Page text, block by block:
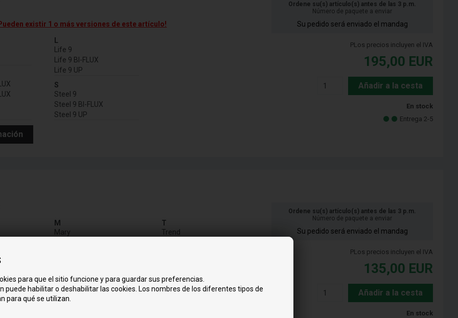
para que el sitio funcione y para guardar sus preferencias.
puede habilitar o deshabilitar las cookies. Los nombres de los diferentes tipos de
para qué se utilizan.
existir 1 o más versiones de este artículo!
L
Life 9
Life 9 BI-FLUX
Life 9 UP
S
Steel 9
Steel 9 BI-FLUX
Steel 9 UP
Ordene su(s) artículo(s) antes de las 3 p.m.
Número de paquete a enviar
Su pedido será enviado el mandag
PLos precios incluyen el IVA
195,00 EUR
Añadir a la cesta
En stock
Entrega 2-5
M
Mary
P
Pretty
S
T
Trend
Vega GH
Vega SL AT
Ordene su(s) artículo(s) antes de las 3 p.m.
Número de paquete a enviar
Su pedido será enviado el mandag
PLos precios incluyen el IVA
135,00 EUR
Añadir a la cesta
En stock